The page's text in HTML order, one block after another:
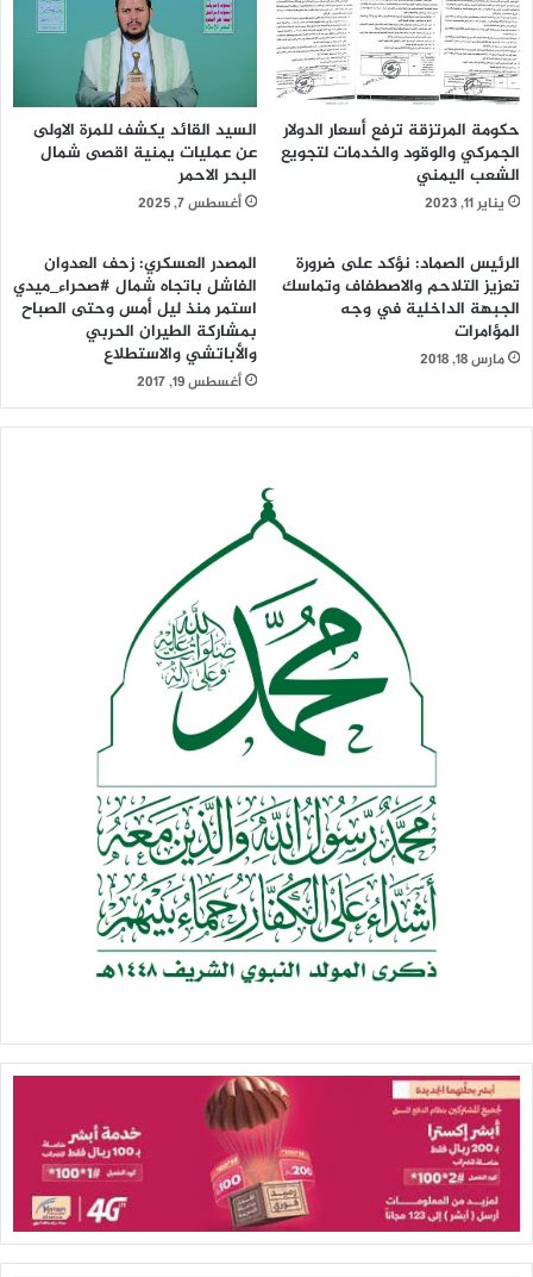
حكومة المرتزقة ترفع أسعار الدولار
الجمركي والوقود والخدمات لتجويع
الشعب اليمني
يناير 11, 2023
السيد القائد يكشف للمرة الاولى
عن عمليات يمنية اقصى شمال
البحر الاحمر
أغسطس 7, 2025
الرئيس الصماد: نؤكد على ضرورة
تعزيز التلاحم والاصطفاف وتماسك
الجبهة الداخلية في وجه
المؤامرات
مارس 18, 2018
المصدر العسكري: زحف العدوان
الفاشل باتجاه شمال #صحراء_ميدي
استمر منذ ليل أمس وحتى الصباح
بمشاركة الطيران الحربي
والأباتشي والاستطلاع
أغسطس 19, 2017